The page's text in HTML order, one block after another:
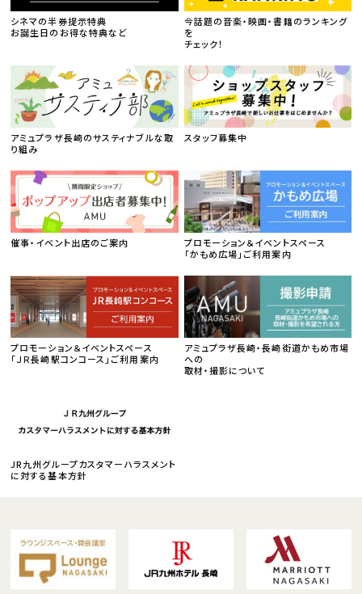
シネマの半券提示特典
お誕生日のお得な特典など
今話題の音楽・映画・書籍のランキング
を
チェック！
アミュプラザ長崎のサスティナブルな取
り組み
スタッフ募集中
催事・イベント出店のご案内
プロモーション＆イベントスペース
「かもめ広場」ご利用案内
プロモーション＆イベントスペース
「ＪＲ長崎駅コンコース」ご利用案内
アミュプラザ長崎・長崎街道かもめ市場
への
取材・撮影について
JR九州グループカスタマーハラスメント
に対する基本方針